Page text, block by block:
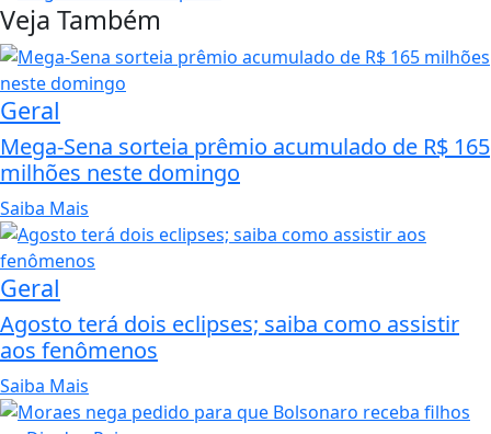
Veja Também
Geral
Mega-Sena sorteia prêmio acumulado de R$ 165
milhões neste domingo
Saiba Mais
Geral
Agosto terá dois eclipses; saiba como assistir
aos fenômenos
Saiba Mais